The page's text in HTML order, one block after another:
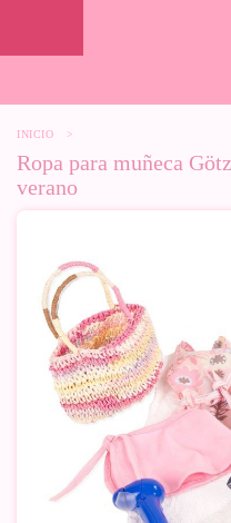
INICIO >
Ropa para muñeca
verano